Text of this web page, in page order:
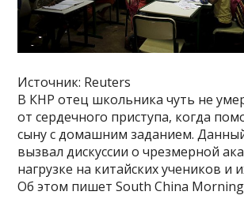
Источник: Reuters
В КНР отец школьника чуть не
от сердечного приступа, когда
сыну с домашним заданием.
вызвал дискуссии о чрезмерной
нагрузке на китайских учеников и
Об этом пишет South China